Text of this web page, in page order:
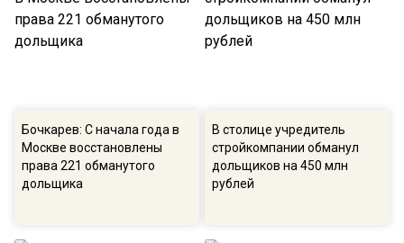
Бочкарев: С начала года в
Москве восстановлены
права 221 обманутого
дольщика
В столице учредитель
стройкомпании обманул
дольщиков на 450 млн
рублей